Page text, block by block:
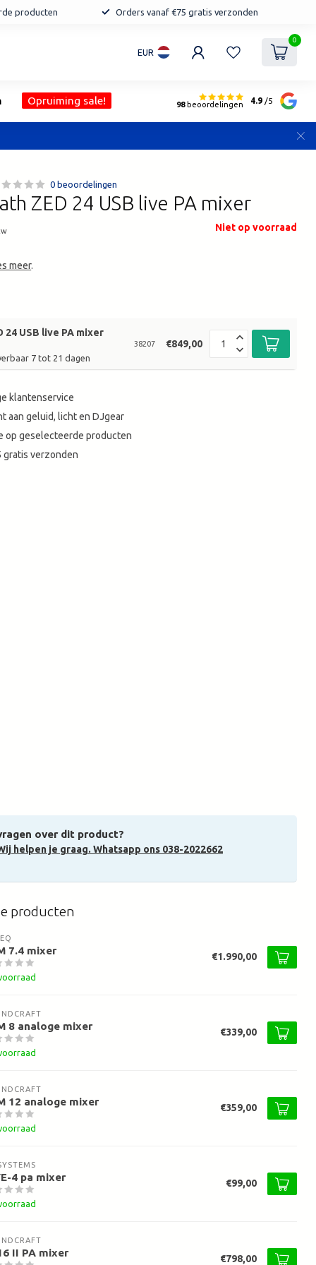
producten Orders vanaf €75 gratis verzonden
EUR
0
Opruiming sale! 98beoordelingen 4.9 /5
0 beoordelingen
ZED 24 USB live PA mixer
Niet op voorraad
meer.
24 USB live PA mixer
7 tot 21 dagen
38207 €849,00
klantenservice
aan geluid, licht en DJgear
op geselecteerde producten
gratis verzonden
over dit product?
helpen je graag. Whatsapp ons 038-2022662
producten
7.4 mixer
€1.990,00
8 analoge mixer
€339,00
12 analoge mixer
€359,00
4 pa mixer
€99,00
II PA mixer
€798,00